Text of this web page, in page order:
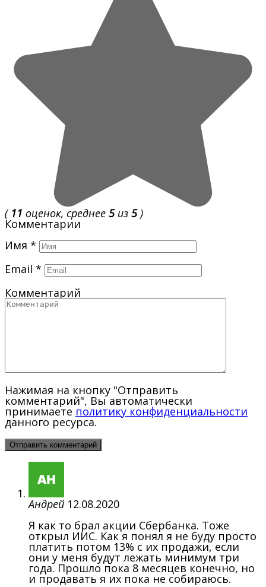
( 11 оценок, среднее 5из 5)
Комментарии
Имя *
Email *
Комментарий
Нажимая на кнопку "Отправить
комментарий", Вы автоматически
принимаете политику конфиденциальности
данного ресурса.
Андрей 12.08.2020
Я как то брал акции Сбербанка. Тоже
открыл ИИС. Как я понял я не буду просто
платить потом 13% с их продажи, если
они у меня будут лежать минимум три
года. Прошло пока 8 месяцев конечно, но
и продавать я их пока не собираюсь.